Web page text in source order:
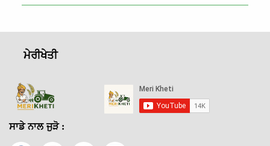
ਮੇਰੀਖੇਤੀ
ਸਾਡੇ ਨਾਲ ਜੁੜੋ :